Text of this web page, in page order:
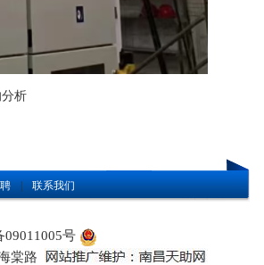
析
联系我们
09011005号
棠路